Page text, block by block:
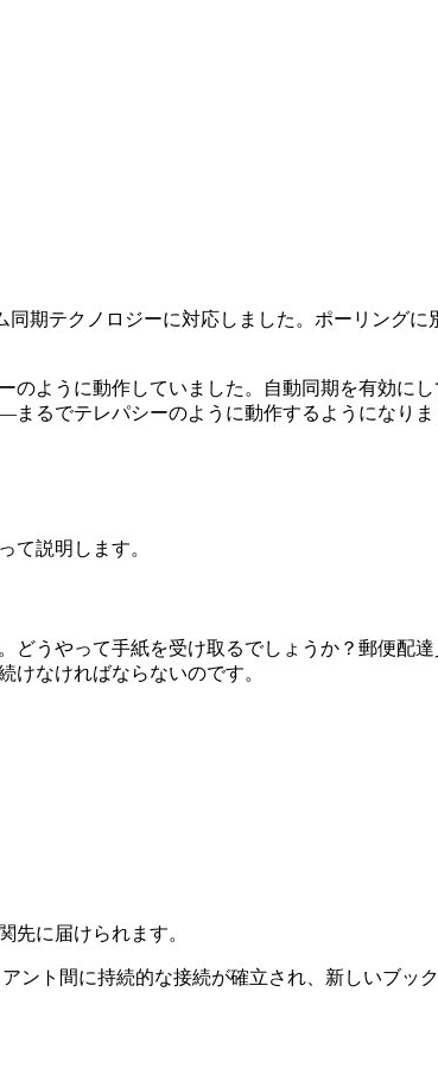
同期テクノロジーに対応しました。ポーリング
ように動作していました。自動同期を有効に
るでテレパシーのように動作するようになり
て説明します。
うやって手紙を受け取るでしょうか？郵便配
けなければならないのです。
先に届けられます。
ント間に持続的な接続が確立され、新しいブッ